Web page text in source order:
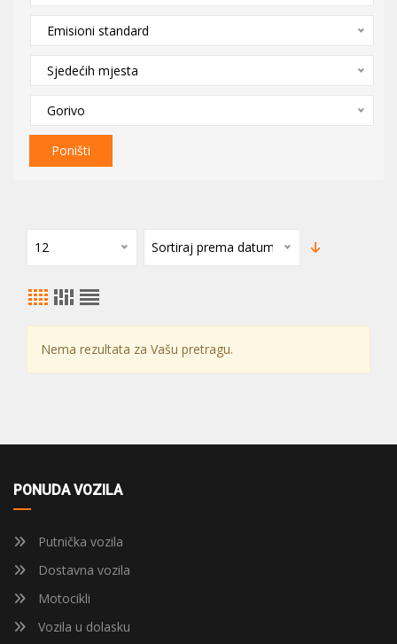
Emisioni standard
Sjedećih mjesta
Gorivo
Poništi
12 Sortiraj prema datumu
Nema rezultata za Vašu pretragu.
PONUDA VOZILA
Putnička vozila
Dostavna vozila
Motocikli
Vozila u dolasku